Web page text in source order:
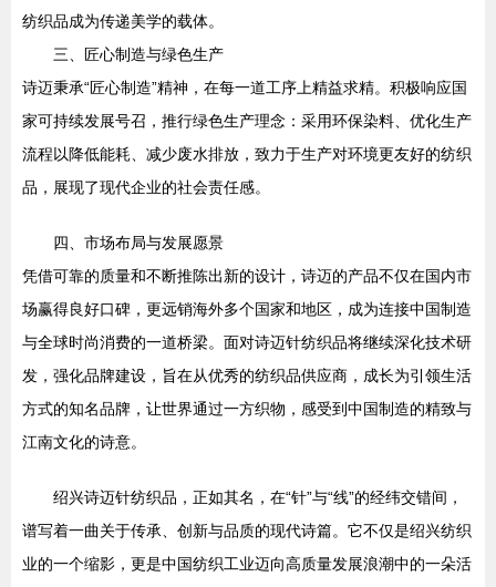
纺织品成为传递美学的载体。
三、匠心制造与绿色生产
诗迈秉承“匠心制造”精神，在每一道工序上精益求精。积极响应国
家可持续发展号召，推行绿色生产理念：采用环保染料、优化生产
流程以降低能耗、减少废水排放，致力于生产对环境更友好的纺织
品，展现了现代企业的社会责任感。
四、市场布局与发展愿景
凭借可靠的质量和不断推陈出新的设计，诗迈的产品不仅在国内市
场赢得良好口碑，更远销海外多个国家和地区，成为连接中国制造
与全球时尚消费的一道桥梁。面对诗迈针纺织品将继续深化技术研
发，强化品牌建设，旨在从优秀的纺织品供应商，成长为引领生活
方式的知名品牌，让世界通过一方织物，感受到中国制造的精致与
江南文化的诗意。
绍兴诗迈针纺织品，正如其名，在“针”与“线”的经纬交错间，
谱写着一曲关于传承、创新与品质的现代诗篇。它不仅是绍兴纺织
业的一个缩影，更是中国纺织工业迈向高质量发展浪潮中的一朵活